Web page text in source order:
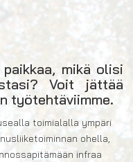
mikä olisi
Voit jättää
työtehtäviimme.
toimialalla ympäri
ohella,
infraa